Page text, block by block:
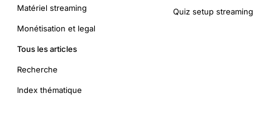
Matériel streaming
Monétisation et legal
Tous les articles
Recherche
Index thématique
Quiz setup streaming